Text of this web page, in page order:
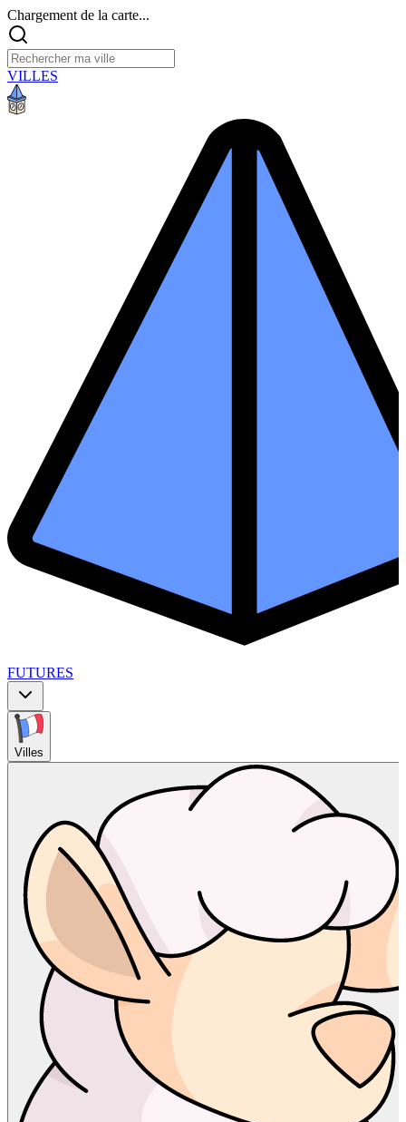
Chargement de la carte...
VILLES
FUTURES
Villes